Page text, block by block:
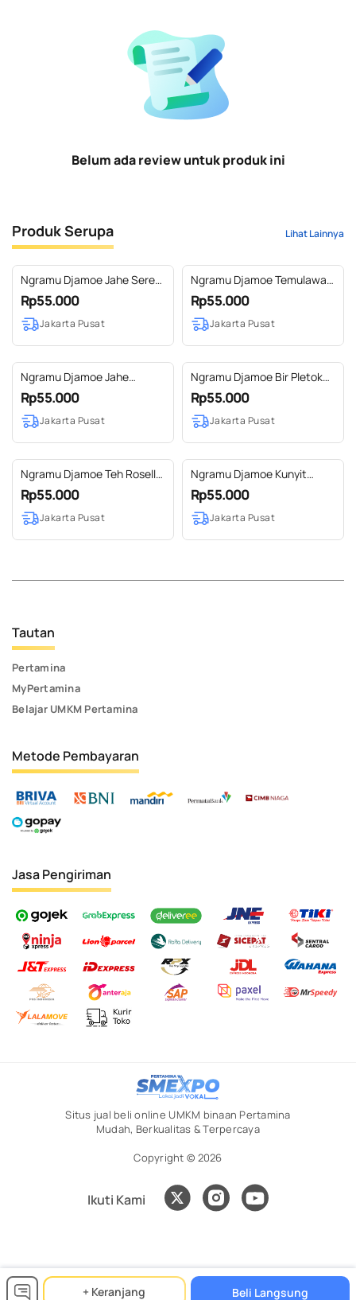
Belum ada review untuk produk ini
Produk Serupa Lihat Lainnya
Ngramu Djamoe Jahe Sereh
Jamu Siap Minum
Rp55.000
Jakarta Pusat
Ngramu Djamoe Temulawak
Jamu Siap Minum
Rp55.000
Jakarta Pusat
Ngramu Djamoe Jahe
Pandan Jamu Siap Minum
Rp55.000
Jakarta Pusat
Ngramu Djamoe Bir Pletok
Siap Minum
Rp55.000
Jakarta Pusat
Ngramu Djamoe Teh Rosella
Siap Minum
Rp55.000
Jakarta Pusat
Ngramu Djamoe Kunyit
Asem Jamu Siap Minum
Rp55.000
Jakarta Pusat
+ Keranjang Beli Langsung
Tautan
Pertamina
MyPertamina
Belajar UMKM Pertamina
Metode Pembayaran
Jasa Pengiriman
Situs jual beli online UMKM binaan Pertamina
Mudah, Berkualitas & Terpercaya
Copyright © 2026
Ikuti Kami